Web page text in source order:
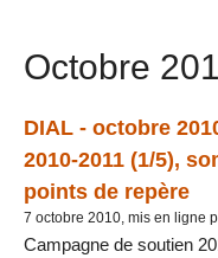
Octobre
DIAL - octobre
2010-2011 (1/5),
points de repère
7 octobre 2010, mis en ligne
Campagne de soutien